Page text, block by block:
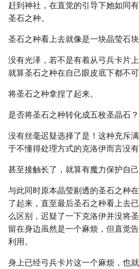
赶到神社，在直觉的引导下她如同
圣石之种。
圣石之种看上去就像是一块晶莹石块
没有光泽，若不是有着从弓兵卡片
就算圣石之种在自己眼皮底下都不可
将圣石之种拿捏了起来。
是否将圣石之种转化成五枚圣晶石？
没有丝毫迟疑选择了是！这种充斥
于不懂得处理方式的克洛伊而言没有
甚至接触长了，就算有魔力保护自
与此同时原本晶莹剔透的圣石之种
了起来，直至最后圣石之种看上去
么区别，迟疑了一下克洛伊并没将
留在身边虽然是一个麻烦，但直觉
利用。
身上已经弓兵卡片这一个麻烦，也